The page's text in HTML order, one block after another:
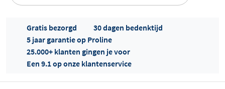
Offertes
Gratis bezorgd
30 dagen bedenktijd
5 jaar garantie op Proline
25.000+ klanten gingen je voor
Een 9.1 op onze klantenservice